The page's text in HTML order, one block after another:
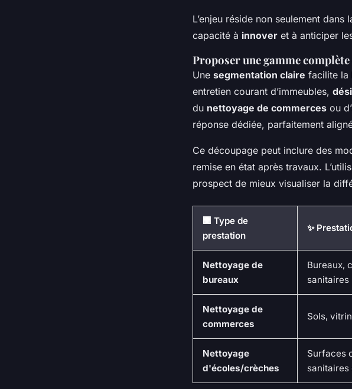
L’enjeu réside non seulement dans
capacité à innover et à anticiper
Proposer une gamme complète
Une segmentation claire facilite la
entretien courant d’immeubles,
du nettoyage de commerces ou
réponse dédiée, parfaitement
Ce découpage peut inclure des
remise en état après travaux.
prospect de mieux visualiser la
🏢 Type de
prestation
✨
Nettoyage de
bureaux
Bureaux,
sanitaires
Nettoyage de
commerces
Sols,
Nettoyage
d'écoles/crèches
Surfaces
sanitaires